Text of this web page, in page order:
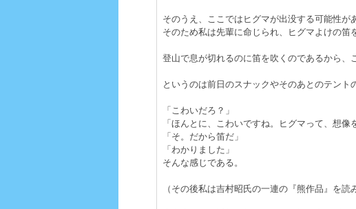
そのうえ、ここではヒグマが出没する可能性が
そのため私は先輩に命じられ、ヒグマよけの笛
登山で息が切れるのに笛を吹くのであるから、
というのは前日のスナックやそのあとのテント
「こわいだろ？」
「ほんとに、こわいですね。ヒグマって、想像
「そ。だから笛だ」
「わかりました」
そんな感じである。
（その後私は吉村昭氏の一連の『熊作品』を